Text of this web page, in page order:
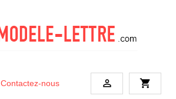
Contactez-nous  shopping_cart